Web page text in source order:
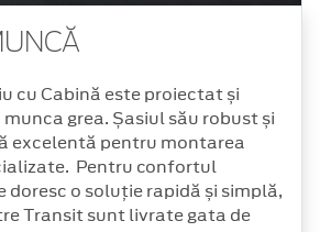
cu Cabină este proiectat și
grea. Șasiul său robust și
excelentă pentru montarea
Pentru confortul
doresc o soluție rapidă și simplă,
Transit sunt livrate gata de